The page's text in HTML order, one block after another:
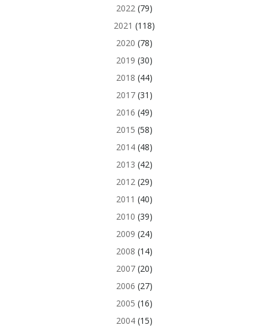
2022(79)
2021 (118)
2020 (78)
2019 (30)
2018 (44)
2017(31)
2016 (49)
2015 (58)
2014(48)
2013 (42)
2012(29)
2011 (40)
2010 (39)
2009 (24)
2008 (14)
2007(20)
2006 (27)
2005 (16)
2004(15)